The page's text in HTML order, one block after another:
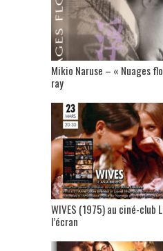
Mikio Naruse – « Nuages
ray
WIVES (1975) au ciné-club
l’écran